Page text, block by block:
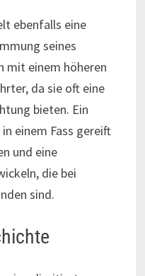
ebenfalls eine
seines
mit einem höheren
da sie oft eine
bieten. Ein
einem Fass gereift
und eine
die bei
sind.